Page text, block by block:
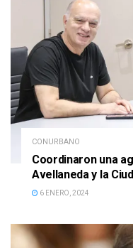
CONURBANO
Coordinaron una
Avellaneda y la
6 ENERO, 2024